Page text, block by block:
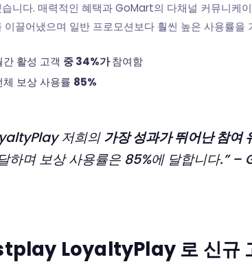
니다. 매력적인 혜택과 GoMart의 다채널 커뮤니케
이끌어냈으며 일반 프로모션보다 훨씬 높은 사용률을
간 활성 고객 중 34%가참여함
체 보상 사용률 85%
저희의가장 성과가 뛰어난 참여
하며 보상 사용률은 85%에 달합니다.”–
LoyaltyPlay 로 신규